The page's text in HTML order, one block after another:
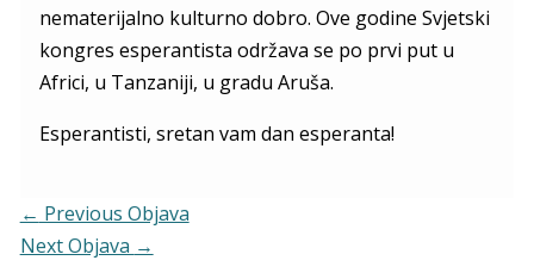
nematerijalno kulturno dobro. Ove godine Svjetski
kongres esperantista održava se po prvi put u
Africi, u Tanzaniji, u gradu Aruša.
Esperantisti, sretan vam dan esperanta!
← Previous Objava
Next Objava →